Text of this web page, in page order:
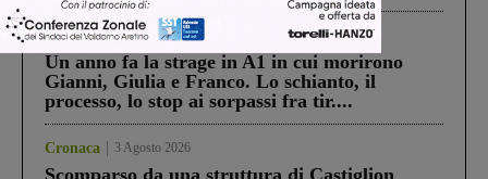
Cronaca 4 Agosto 2026
Un anno fa la strage in A1 in cui morirono
Gianni, Giulia e Franco. Lo schianto, il
processo, lo stop ai sorpassi fra tir....
Cronaca 3 Agosto 2026